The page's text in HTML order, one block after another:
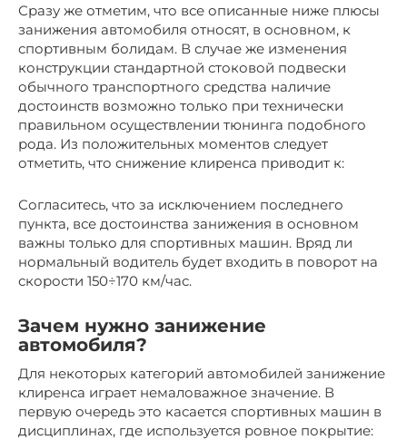
Сразу же отметим, что все описанные ниже плюсы
занижения автомобиля относят, в основном, к
спортивным болидам. В случае же изменения
конструкции стандартной стоковой подвески
обычного транспортного средства наличие
достоинств возможно только при технически
правильном осуществлении тюнинга подобного
рода. Из положительных моментов следует
отметить, что снижение клиренса приводит к:
Согласитесь, что за исключением последнего
пункта, все достоинства занижения в основном
важны только для спортивных машин. Вряд ли
нормальный водитель будет входить в поворот на
скорости 150÷170 км/час.
Зачем нужно занижение
автомобиля?
Для некоторых категорий автомобилей занижение
клиренса играет немаловажное значение. В
первую очередь это касается спортивных машин в
дисциплинах, где используется ровное покрытие: